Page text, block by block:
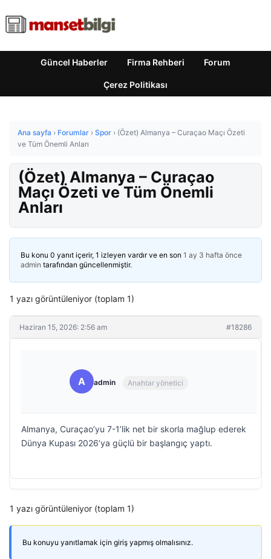
Güncel Haberler Firma Rehberi Forum
Çerez Politikası
Ana sayfa › Forumlar › Spor › (Özet) Almanya – Curaçao Maçı Özeti
ve Tüm Önemli Anları
(Özet) Almanya – Curaçao
Maçı Özeti ve Tüm Önemli
Anları
Bu konu 0 yanıt içerir, 1 izleyen vardır ve en son 1 ay 3 hafta önce
admin tarafından güncellenmiştir.
1 yazı görüntüleniyor (toplam 1)
Haziran 15, 2026: 2:56 am #18286
A admin Anahtar yönetici
Almanya, Curaçao’yu 7-1’lik net bir skorla mağlup ederek
Dünya Kupası 2026’ya güçlü bir başlangıç yaptı.
1 yazı görüntüleniyor (toplam 1)
Bu konuyu yanıtlamak için giriş yapmış olmalısınız.